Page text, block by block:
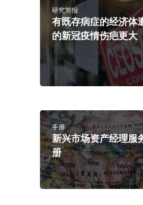
研究简报
有既存病症的经济体
的新冠疫情伤疤更大
手册
新兴市场资产经理服
册